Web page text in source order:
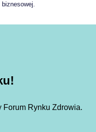
Forum Rynku Zdrowia.